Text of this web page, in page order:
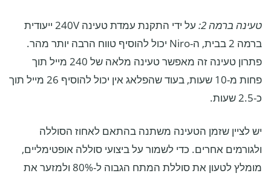
טעינה ברמה 2:
על ידי התקנת עמדת טעינה 240V ייעודית
ברמה 2 בבית, ה-Niro יכול להוסיף טווח הרבה יותר מהר.
פתרון טעינה זה מאפשר טעינה מלאה של 240 מייל תוך
פחות מ-10 שעות, בעוד שהפלאג אין יכול להוסיף 26 מייל תוך
כ-2.5 שעות.
יש לציין שזמן הטעינה משתנה בהתאם לאחוז הסוללה
ולגורמים אחרים. כדי לשמור על ביצועי סוללה אופטימליים,
מומלץ לטעון את סוללת המתח הגבוה ל-80% ולמזער את